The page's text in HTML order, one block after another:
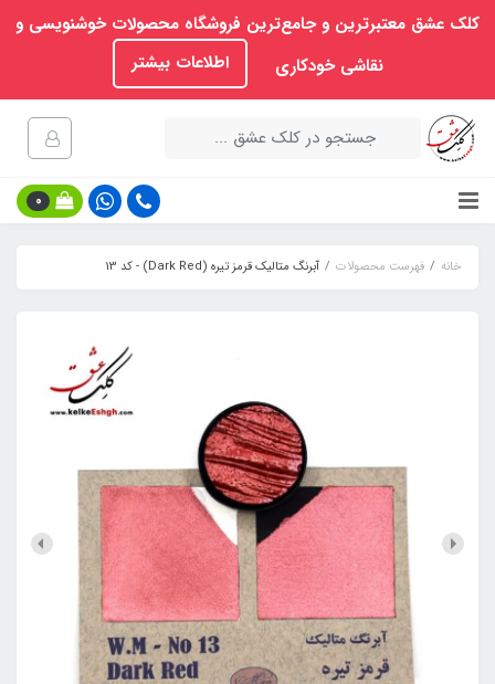
کلک عشق معتبرترین و جامع‌ترین فروشگاه محصولات خوشنویسی و
نقاشی خودکاری
اطلاعات بیشتر
0
خانه فهرست محصولات آبرنگ متالیک قرمز تیره (Dark Red) - کد 13